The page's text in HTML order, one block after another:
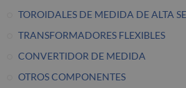
TOROIDALES DE MEDIDA DE ALTA
TRANSFORMADORES FLEXIBLES
CONVERTIDOR DE MEDIDA
OTROS COMPONENTES